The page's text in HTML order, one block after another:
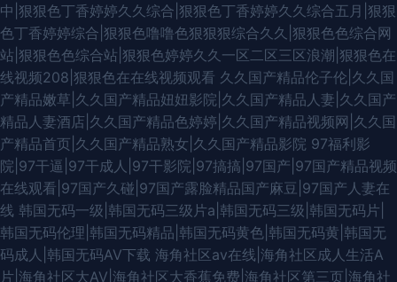
中|狠狠色丁香婷婷久久综合|狠狠色丁香婷婷久久综合五月|狠狠
色丁香婷婷综合|狠狠色噜噜色狠狠狠综合久久|狠狠色色综合网
站|狠狠色色综合站|狠狠色婷婷久久一区二区三区浪潮|狠狠色在
线视频208|狠狠色在在线视频观看 久久国产精品伦子伦|久久国
产精品嫩草|久久国产精品妞妞影院|久久国产精品人妻|久久国产
精品人妻酒店|久久国产精品色婷婷|久久国产精品视频网|久久国
产精品首页|久久国产精品熟女|久久国产精品影院 97福利影
院|97干逼|97干成人|97干影院|97搞搞|97国产|97国产精品视频
在线观看|97国产久碰|97国产露脸精品国产麻豆|97国产人妻在
线 韩国无码一级|韩国无码三级片a|韩国无码三级|韩国无码片|
韩国无码伦理|韩国无码精品|韩国无码黄色|韩国无码黄|韩国无
码成人|韩国无码AV下载 海角社区av在线|海角社区成人生活A
片|海角社区大AV|海角社区大香蕉免费|海角社区第三页|海角社